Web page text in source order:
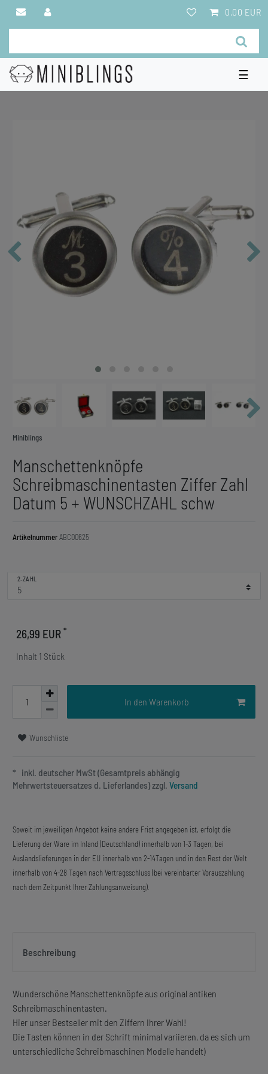
0,00 EUR
☰
Miniblings
Manschettenknöpfe
Schreibmaschinentasten Ziffer Zahl
Datum 5 + WUNSCHZAHL schw
ArtikelnummerABC00625
2. ZAHL
26,99 EUR *
Inhalt 1 Stück
In den Warenkorb
Wunschliste
* inkl. deutscher MwSt (Gesamtpreis abhängig
Mehrwertsteuersatzes d. Lieferlandes) zzgl. Versand
Soweit im jeweiligen Angebot keine andere Frist angegeben ist, erfolgt die
Lieferung der Ware im Inland (Deutschland) innerhalb von 1-3 Tagen, bei
Auslandslieferungen in der EU innerhalb von 2-14Tagen und in den Rest der Welt
innerhalb von 4-28 Tagen nach Vertragsschluss (bei vereinbarter Vorauszahlung
nach dem Zeitpunkt Ihrer Zahlungsanweisung).
Beschreibung
Wunderschöne Manschettenknöpfe aus original antiken
Schreibmaschinentasten.
Hier unser Bestseller mit den Ziffern Ihrer Wahl!
Die Tasten können in der Schrift minimal variieren, da es sich um
unterschiedliche Schreibmaschinen Modelle handelt)